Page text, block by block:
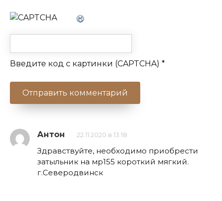
Введите код с картинки (CAPTCHA) *
Антон 22.11.2020 в 13:18
Здравствуйте, необходимо приобрести
затыльник на мр155 короткий мягкий.
г.Северодвинск